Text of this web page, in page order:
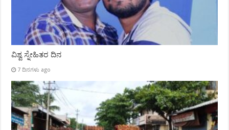
ವಿಶ್ವ ಸ್ನೇಹಿತರ ದಿನ
7 ದಿನಗಳು ago